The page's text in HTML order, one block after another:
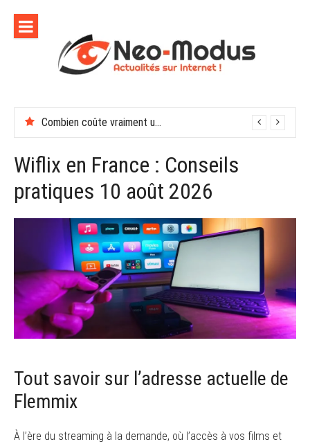
contenu
Combien coûte vraiment une soirée de récompenses en entreprise
Wiflix en France : Conseils
pratiques 10 août 2026
Tout savoir sur l’adresse actuelle de
Flemmix
À l’ère du streaming à la demande, où l’accès à vos films et